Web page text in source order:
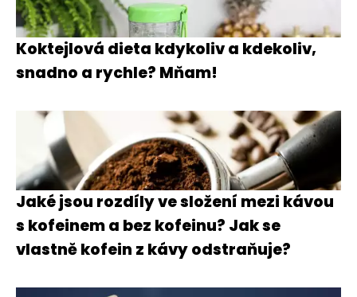
Koktejlová dieta kdykoliv a kdekoliv,
snadno a rychle? Mňam!
Jaké jsou rozdíly ve složení mezi kávou
s kofeinem a bez kofeinu? Jak se
vlastně kofein z kávy odstraňuje?